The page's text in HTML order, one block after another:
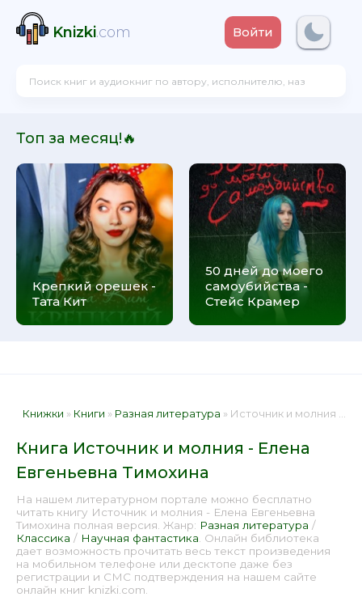
Knizki.com Войти
Топ за месяц!🔥
Крепкий орешек -
Тата Кит
50 дней до моего
самоубийства -
Стейс Крамер
Книжки » Книги » Разная литература » Источник и молния - Елена Евгеньевна Тимохина 📕 - Книга онлайн бесплатно
Книга Источник и молния - Елена
Евгеньевна Тимохина
На нашем литературном портале можно бесплатно
читать книгу Источник и молния - Елена Евгеньевна
Тимохина полная версия. Жанр: Разная литература /
Классика / Научная фантастика . Онлайн библиотека
дает возможность прочитать весь текст произведения
на мобильном телефоне или десктопе даже без
регистрации и СМС подтверждения на нашем сайте
онлайн книг knizki.com.